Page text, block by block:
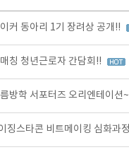
커 동아리 1기 장려상 공개!!
칭 청년근로자 간담회!!
방학 서포터즈 오리엔테이션
스타콘 비트메이킹 심화과